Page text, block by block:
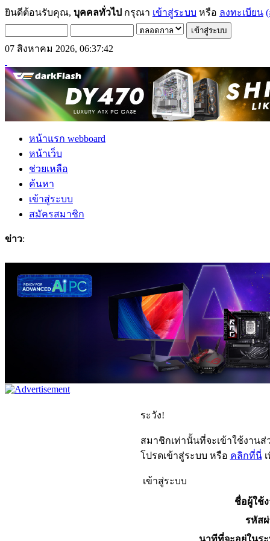
ยินดีต้อนรับคุณ, บุคคลทั่วไป กรุณา เข้าสู่ระบบ หรือ ลงทะเบียน
07 สิงหาคม 2026, 06:37:42
หน้าแรก webboard
หน้าเว็บ
ช่วยเหลือ
ค้นหา
เข้าสู่ระบบ
สมัครสมาชิก
ข่าว:
ระวัง!
สมาชิกเท่านั้นที่จะเข้าใช้งานส่
โปรดเข้าสู่ระบบ หรือ คลิกที่นี่เ
เข้าสู่ระบบ
ชื่อผู้ใช้
รหัส
นาทีที่จะอยู่ในร